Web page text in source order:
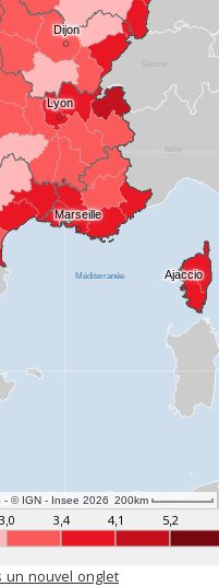
un nouvel onglet
© IGN - Insee 2026 200km
3,0 3,4 4,1 5,2